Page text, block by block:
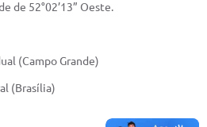
de 52°02’13” Oeste.
(Campo Grande)
(Brasília)